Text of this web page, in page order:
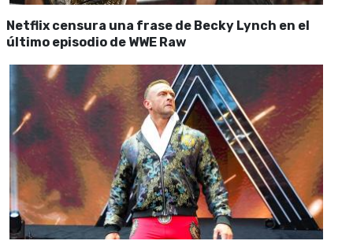
Netflix censura una frase de Becky Lynch en el
último episodio de WWE Raw